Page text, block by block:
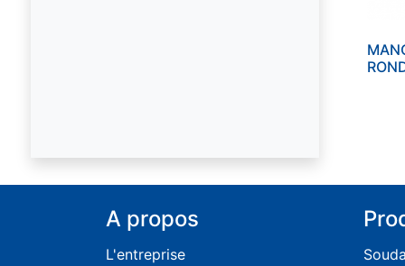
A propos
L'entreprise